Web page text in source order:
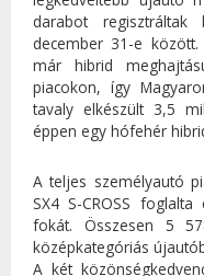
darabot
december 31-e
már hibrid
piacokon, így
tavaly elkészült 3,5
éppen egy hófehér
A teljes személyautó
SX4 S-CROSS
fokát. Összesen 5
középkategóriás
A két